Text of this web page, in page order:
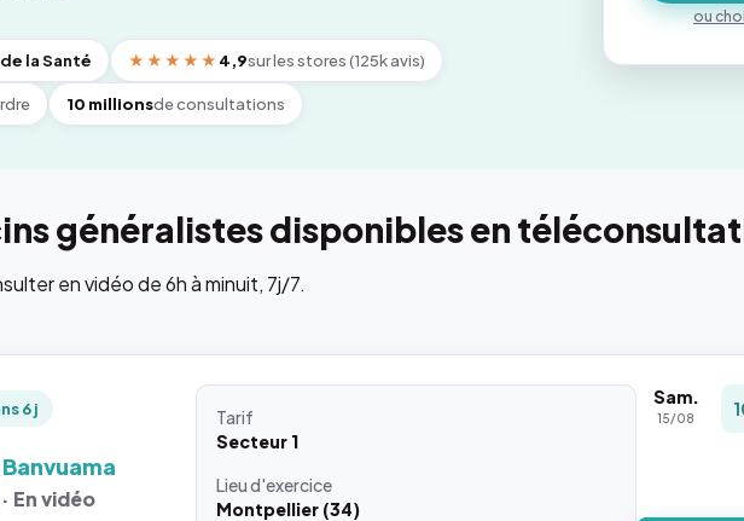
la Santé ★★★★★ 4,9sur les stores (125k avis)
10 millionsde consultations
ou
généralistes disponibles en
en vidéo de 6h à minuit, 7j/7.
6 j
En vidéo
Tarif
Secteur 1
Lieud'exercice
Montpellier (34)
Sam.
15/08